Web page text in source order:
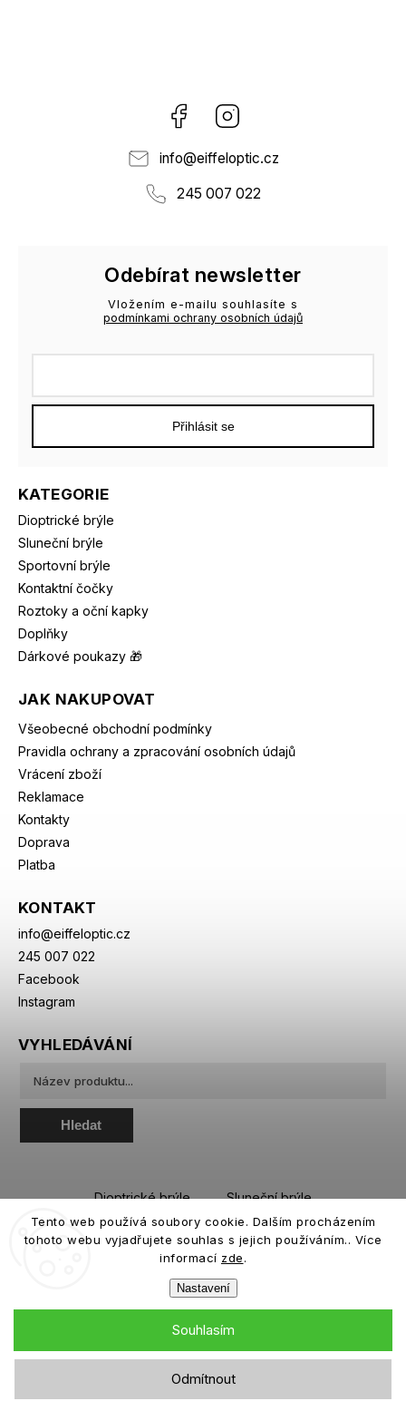
Tento web používá soubory cookie. Dalším procházením
tohoto webu vyjadřujete souhlas s jejich používáním.. Více
informací zde.
Nastavení
Odmítnout
Souhlasím
Facebook
info@eiffeloptic.cz
245 007 022
KATEGORIE
Dioptrické brýle
Sluneční brýle
Sportovní brýle
Kontaktní čočky
Roztoky a oční kapky
Doplňky
Dárkové poukazy 🎁
JAK NAKUPOVAT
Všeobecné obchodní podmínky
Pravidla ochrany a zpracování osobních údajů
Vrácení zboží
Reklamace
Kontakty
Doprava
Platba
KONTAKT
info@eiffeloptic.cz
245 007 022
Facebook
Instagram
Odebírat newsletter
Vložením e-mailu souhlasíte s
podmínkami ochrany osobních údajů
Přihlásit se
VYHLEDÁVÁNÍ
Hledat
Dioptrické brýle
Sluneční brýle
Sportovní brýle
Kontaktní čočky
Roztoky a oční kapky
Copyright 2026eiffeloptic.cz. Všechna práva vyhrazena.